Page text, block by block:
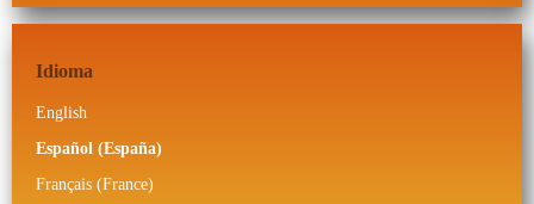
Idioma
English
Español (España)
Français (France)